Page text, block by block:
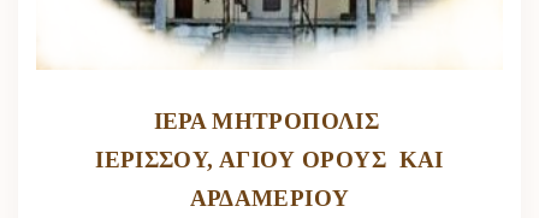
ΙΕΡΑ ΜΗΤΡΟΠΟΛΙΣ
ΙΕΡΙΣΣΟΥ, ΑΓΙΟΥ ΟΡΟΥΣ ΚΑΙ
ΑΡΔΑΜΕΡΙΟΥ